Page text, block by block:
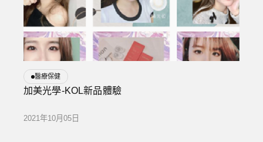
醫療保健
加美光學-KOL新品體驗
2021年10月05日